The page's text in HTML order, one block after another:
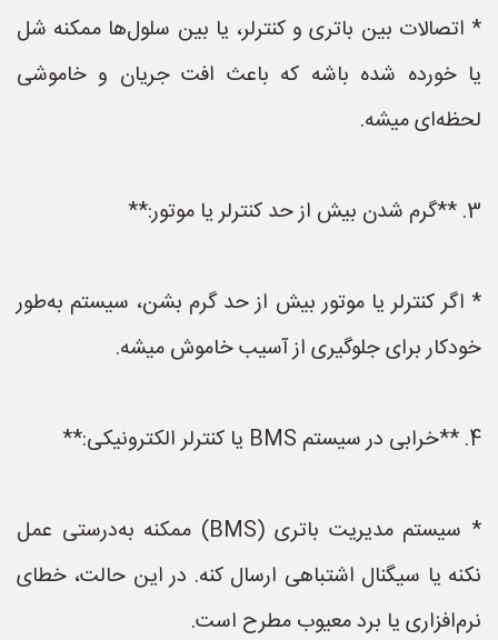
* اتصالات بین باتری و کنترلر، یا بین سلول‌ها ممکنه شل
یا خورده شده باشه که باعث افت جریان و خاموشی
لحظه‌ای میشه.
3. **گرم شدن بیش از حد کنترلر یا موتور:**
* اگر کنترلر یا موتور بیش از حد گرم بشن، سیستم به‌طور
خودکار برای جلوگیری از آسیب خاموش میشه.
4. **خرابی در سیستم BMS یا کنترلر الکترونیکی:**
* سیستم مدیریت باتری (BMS) ممکنه به‌درستی عمل
نکنه یا سیگنال اشتباهی ارسال کنه. در این حالت، خطای
نرم‌افزاری یا برد معیوب مطرح است.